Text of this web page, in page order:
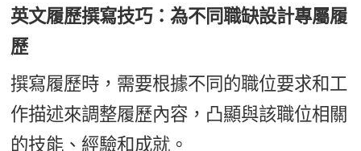
英文履歷撰寫技巧：為不同職缺設計專屬履
歷
撰寫履歷時，需要根據不同的職位要求和工
作描述來調整履歷內容，凸顯與該職位相關
的技能、經驗和成就。